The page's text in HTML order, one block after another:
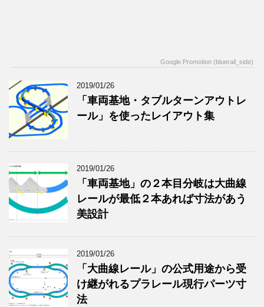
Google Promotion (bluerail_side)
2019/01/26
「車両基地・タブルターンアウトレ
ール」を使ったレイアウト集
2019/01/26
「車両基地」の２本目分岐は大曲線
レールが最低２本あれば寸法があう
美設計
2019/01/26
「大曲線レール」の公式用途から受
け継がれるプラレール現行パーツ寸
法